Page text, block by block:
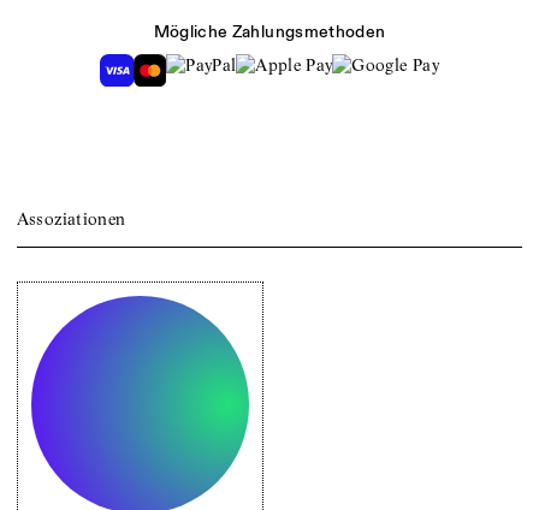
Mögliche Zahlungsmethoden
Assoziationen